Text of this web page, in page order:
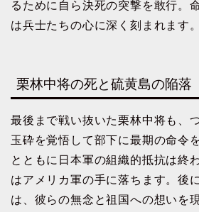
るために自ら決死の突撃を敢行。
は兵士たちの心に深く刻まれます。
栗林中将の死と硫黄島の陥落
最後まで戦い抜いた栗林中将も、
玉砕を覚悟して部下に最期の命令
とともに日本軍の組織的抵抗は終
はアメリカ軍の手に落ちます。後
は、彼らの無念と祖国への想いを